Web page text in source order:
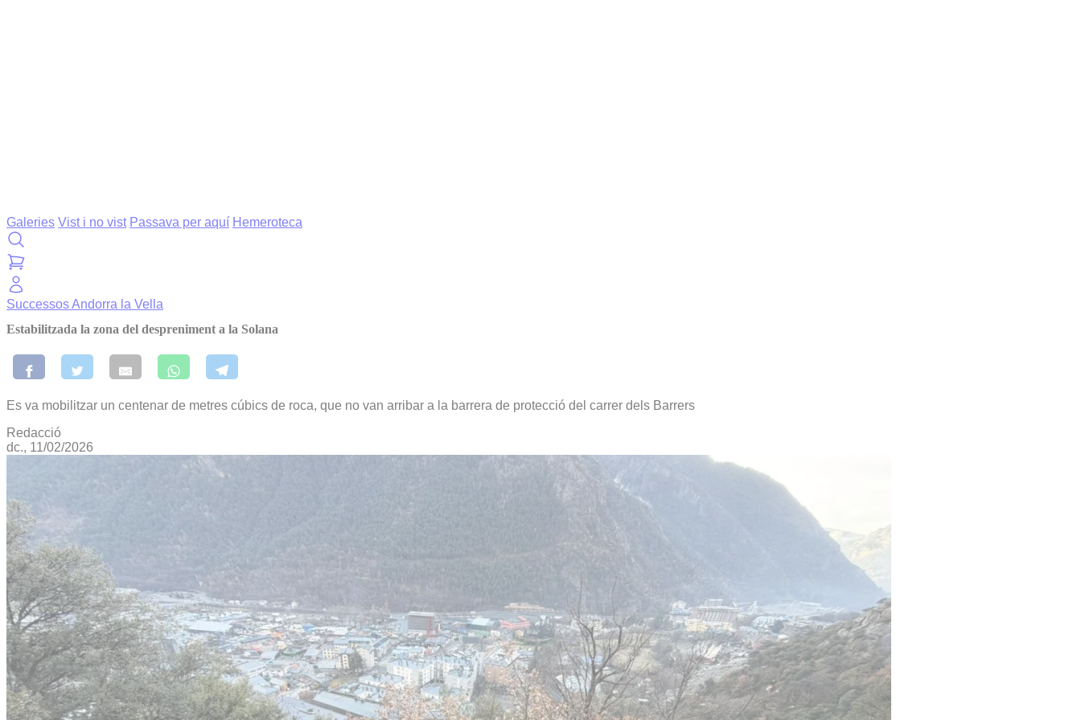
Galeries Vist i no vist Passava per aquí Hemeroteca
SuccessosAndorra la Vella
Estabilitzada la zona del despreniment a la Solana
Es va mobilitzar un centenar de metres cúbics de roca, que no van arribar a la barrera de protecció del carrer dels Barrers
Redacció
dc., 11/02/2026